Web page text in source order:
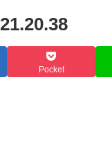
Pocket